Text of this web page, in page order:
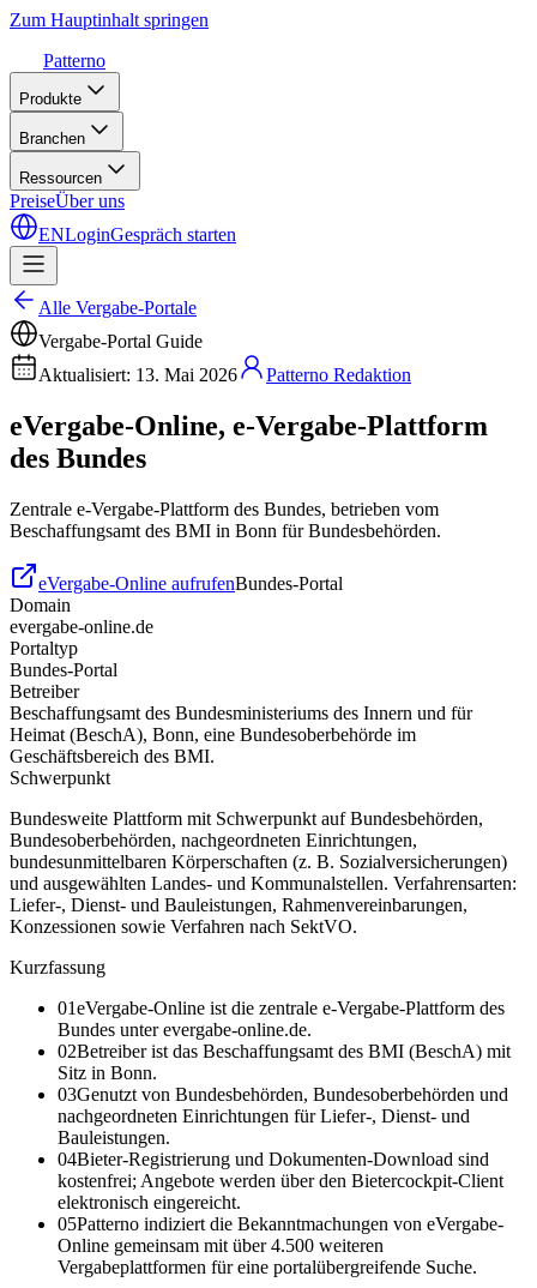
Zum Hauptinhalt springen
Patterno
Produkte
Branchen
Ressourcen
PreiseÜber uns
ENLoginGespräch starten
Alle Vergabe-Portale
Vergabe-Portal Guide
Aktualisiert: 13. Mai 2026 Patterno Redaktion
eVergabe-Online, e-Vergabe-Plattform
des Bundes
Zentrale e-Vergabe-Plattform des Bundes, betrieben vom
Beschaffungsamt des BMI in Bonn für Bundesbehörden.
eVergabe-Online aufrufenBundes-Portal
Domain
evergabe-online.de
Portaltyp
Bundes-Portal
Betreiber
Beschaffungsamt des Bundesministeriums des Innern und für
Heimat (BeschA), Bonn, eine Bundesoberbehörde im
Geschäftsbereich des BMI.
Schwerpunkt
Bundesweite Plattform mit Schwerpunkt auf Bundesbehörden,
Bundesoberbehörden, nachgeordneten Einrichtungen,
bundesunmittelbaren Körperschaften (z. B. Sozialversicherungen)
und ausgewählten Landes- und Kommunalstellen. Verfahrensarten:
Liefer-, Dienst- und Bauleistungen, Rahmenvereinbarungen,
Konzessionen sowie Verfahren nach SektVO.
Kurzfassung
01eVergabe-Online ist die zentrale e-Vergabe-Plattform des
Bundes unter evergabe-online.de.
02Betreiber ist das Beschaffungsamt des BMI (BeschA) mit
Sitz in Bonn.
03Genutzt von Bundesbehörden, Bundesoberbehörden und
nachgeordneten Einrichtungen für Liefer-, Dienst- und
Bauleistungen.
04Bieter-Registrierung und Dokumenten-Download sind
kostenfrei; Angebote werden über den Bietercockpit-Client
elektronisch eingereicht.
05Patterno indiziert die Bekanntmachungen von eVergabe-
Online gemeinsam mit über 4.500 weiteren
Vergabeplattformen für eine portalübergreifende Suche.